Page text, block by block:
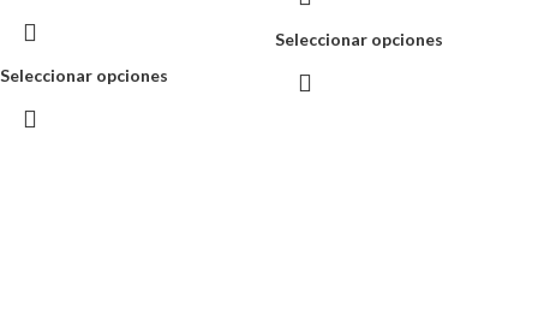
Seleccionar opciones
Seleccionar opciones